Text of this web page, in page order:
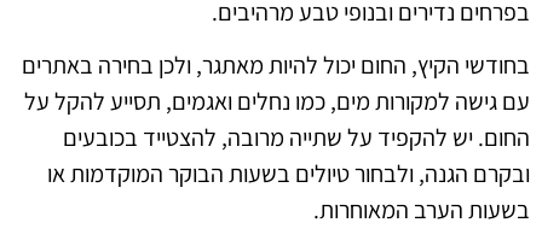
בפרחים נדירים ובנופי טבע מרהיבים.
בחודשי הקיץ, החום יכול להיות מאתגר, ולכן בחירה באתרים
עם גישה למקורות מים, כמו נחלים ואגמים, תסייע להקל על
החום. יש להקפיד על שתייה מרובה, להצטייד בכובעים
ובקרם הגנה, ולבחור טיולים בשעות הבוקר המוקדמות או
בשעות הערב המאוחרות.